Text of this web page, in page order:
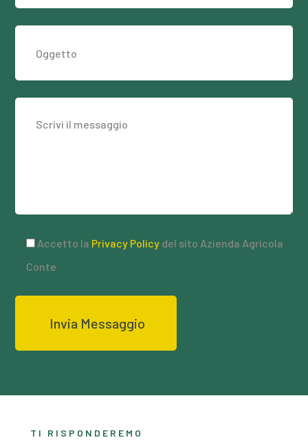
Accetto la Privacy Policy del sito Azienda Agricola
Conte
TI RISPONDEREMO